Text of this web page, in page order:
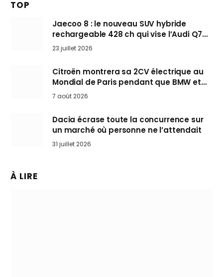
TOP
Jaecoo 8 : le nouveau SUV hybride
rechargeable 428 ch qui vise l’Audi Q7
arrive en Europe cet automne
23 juillet 2026
Citroën montrera sa 2CV électrique au
Mondial de Paris pendant que BMW et
Mini désertent le salon
7 août 2026
Dacia écrase toute la concurrence sur
un marché où personne ne l’attendait
31 juillet 2026
À LIRE